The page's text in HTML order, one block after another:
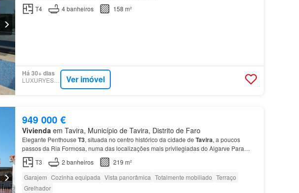
T4
4banheiros 158 m²
Há 30+ dias
LUXURYESTATE Ver imóvel
949 000 €
Viviendaem Tavira, Município de Tavira, Distrito de Faro
Elegante Penthouse T3, situada no centro histórico da cidade de Tavira, a poucos
passos da Ria Formosa, numa das localizações mais privilegiadas do Algarve Para
maior comodidade e segurança, o
T3 2 banheiros
219 m²
Garajem Cozinha equipada Vista panorâmica Totalmente mobiliado Terraço
Grelhador